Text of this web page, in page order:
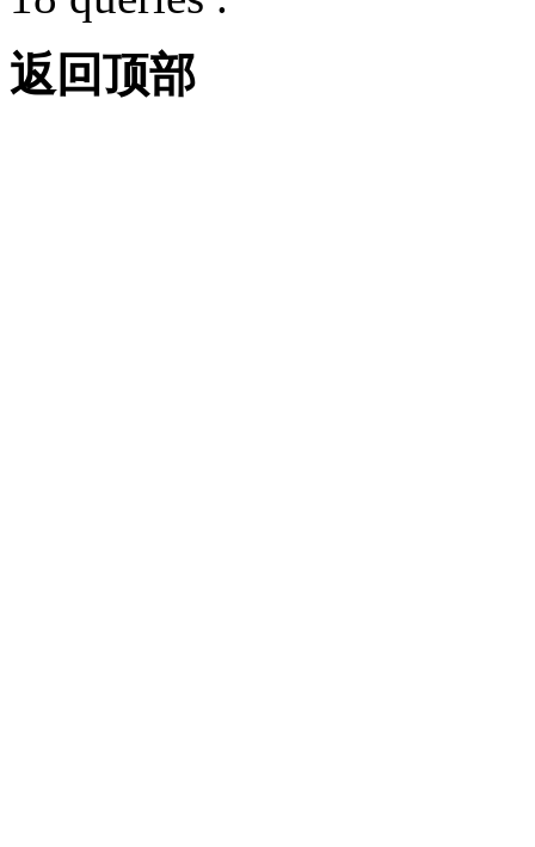
返回顶部